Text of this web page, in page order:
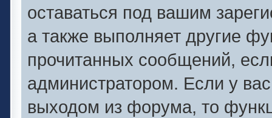
оставаться под вашим
а также выполняет другие
прочитанных сообщений,
администратором. Если у
выходом из форума, то